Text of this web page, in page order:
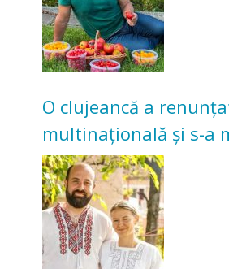
O clujeancă a
multinațională și s-a
Acum cultivă legume
bunicilor